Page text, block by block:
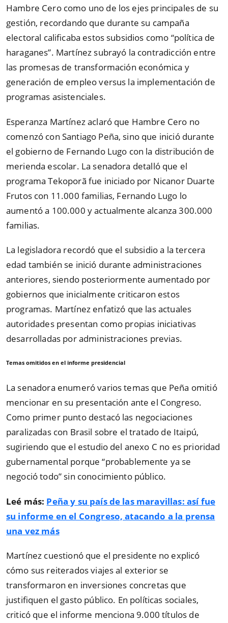
Hambre Cero como uno de los ejes principales de su
gestión, recordando que durante su campaña
electoral calificaba estos subsidios como “política de
haraganes”. Martínez subrayó la contradicción entre
las promesas de transformación económica y
generación de empleo versus la implementación de
programas asistenciales.
Esperanza Martínez aclaró que Hambre Cero no
comenzó con Santiago Peña, sino que inició durante
el gobierno de Fernando Lugo con la distribución de
merienda escolar. La senadora detalló que el
programa Tekoporã fue iniciado por Nicanor Duarte
Frutos con 11.000 familias, Fernando Lugo lo
aumentó a 100.000 y actualmente alcanza 300.000
familias.
La legisladora recordó que el subsidio a la tercera
edad también se inició durante administraciones
anteriores, siendo posteriormente aumentado por
gobiernos que inicialmente criticaron estos
programas. Martínez enfatizó que las actuales
autoridades presentan como propias iniciativas
desarrolladas por administraciones previas.
Temas omitidos en el informe presidencial
La senadora enumeró varios temas que Peña omitió
mencionar en su presentación ante el Congreso.
Como primer punto destacó las negociaciones
paralizadas con Brasil sobre el tratado de Itaipú,
sugiriendo que el estudio del anexo C no es prioridad
gubernamental porque“probablemente ya se
negoció todo” sin conocimiento público.
Leé más: Peña y su país de las maravillas: así fue
su informe en el Congreso, atacando a la prensa
una vez más
Martínez cuestionó que el presidente no explicó
cómo sus reiterados viajes al exterior se
transformaron en inversiones concretas que
justifiquen el gasto público. En políticas sociales,
criticó que el informe menciona 9.000 títulos de